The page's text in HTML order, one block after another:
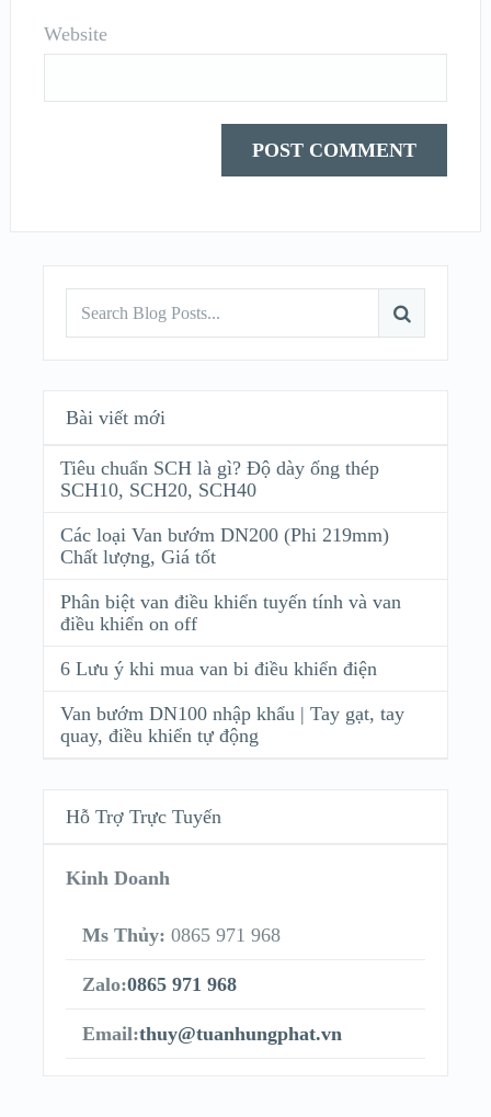
Website
Bài viết mới
Tiêu chuẩn SCH là gì? Độ dày ống thép
SCH10, SCH20, SCH40
Các loại Van bướm DN200 (Phi 219mm)
Chất lượng, Giá tốt
Phân biệt van điều khiển tuyến tính và van
điều khiển on off
6 Lưu ý khi mua van bi điều khiển điện
Van bướm DN100 nhập khẩu | Tay gạt, tay
quay, điều khiển tự động
Hỗ Trợ Trực Tuyến
Kinh Doanh
Ms Thủy: 0865 971 968
Zalo:0865 971 968
Email:thuy@tuanhungphat.vn